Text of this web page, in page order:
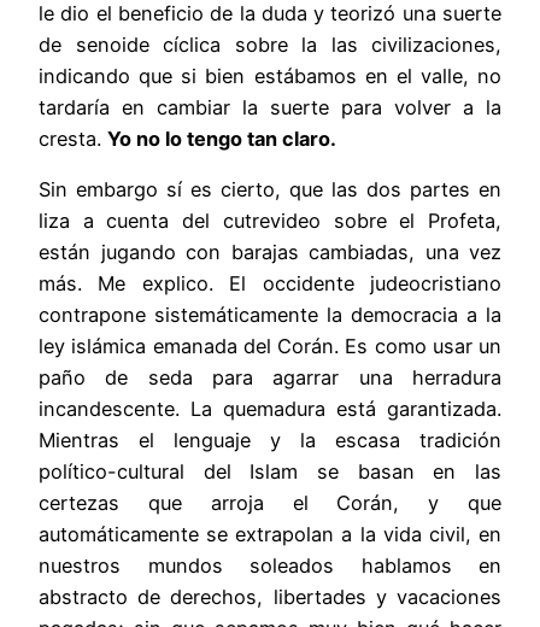
le dio el beneficio de la duda y teorizó una suerte
de senoide cíclica sobre la las civilizaciones,
indicando que si bien estábamos en el valle, no
tardaría en cambiar la suerte para volver a la
cresta. Yo no lo tengo tan claro.
Sin embargo sí es cierto, que las dos partes en
liza a cuenta del cutrevideo sobre el Profeta,
están jugando con barajas cambiadas, una vez
más. Me explico. El occidente judeocristiano
contrapone sistemáticamente la democracia a la
ley islámica emanada del Corán. Es como usar un
paño de seda para agarrar una herradura
incandescente. La quemadura está garantizada.
Mientras el lenguaje y la escasa tradición
político-cultural del Islam se basan en las
certezas que arroja el Corán, y que
automáticamente se extrapolan a la vida civil, en
nuestros mundos soleados hablamos en
abstracto de derechos, libertades y vacaciones